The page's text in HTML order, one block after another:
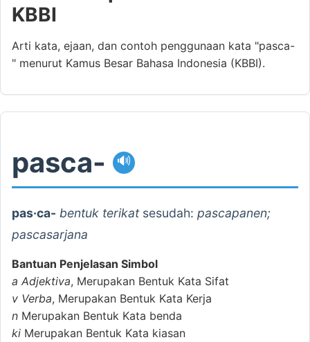
KBBI
Arti kata, ejaan, dan contoh penggunaan kata "pasca-
" menurut Kamus Besar Bahasa Indonesia (KBBI).
pasca- 🔊
pas·ca- bentuk terikatsesudah: pascapanen;
pascasarjana
Bantuan Penjelasan Simbol
a Adjektiva, Merupakan Bentuk Kata Sifat
v Verba, Merupakan Bentuk Kata Kerja
n Merupakan Bentuk Kata benda
ki Merupakan Bentuk Kata kiasan